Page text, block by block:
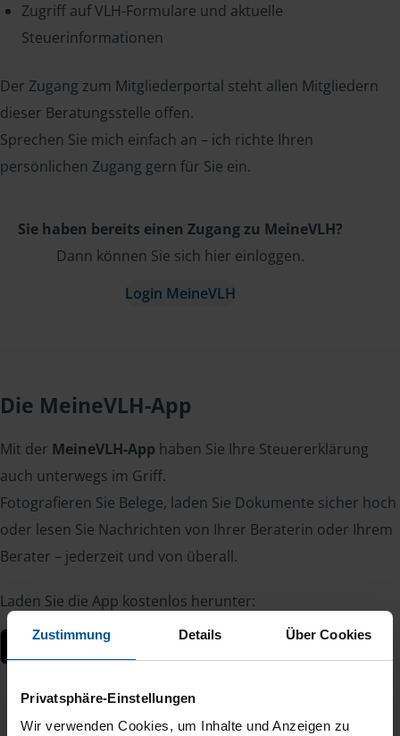
Zustimmung Details Über Cookies
Privatsphäre-Einstellungen
Wir verwenden Cookies, um Inhalte und Anzeigen zu
Zugriff auf VLH-Formulare und aktuelle
Steuerinformationen
Der Zugang zum Mitgliederportal steht allen Mitgliedern
dieser Beratungsstelle offen.
Sprechen Sie mich einfach an – ich richte Ihren
persönlichen Zugang gern für Sie ein.
Sie haben bereits einen Zugang zu MeineVLH?
Dann können Sie sich hier einloggen.
Login MeineVLH
Die MeineVLH-App
Mit der MeineVLH-App haben Sie Ihre Steuererklärung
auch unterwegs im Griff.
Fotografieren Sie Belege, laden Sie Dokumente sicher hoch
oder lesen Sie Nachrichten von Ihrer Beraterin oder Ihrem
Berater – jederzeit und von überall.
Laden Sie die App kostenlos herunter: